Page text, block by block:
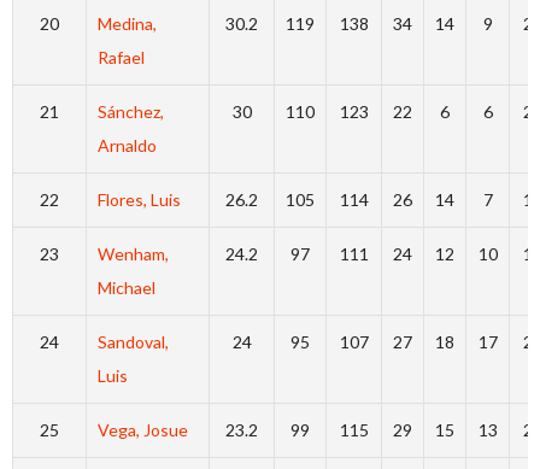
20
Medina,
Rafael
30.2 119 138 34 14 9
21
Sánchez,
Arnaldo
30 110 123 22 6 6
22 Flores, Luis 26.2 105 114 26 14 7
23
Wenham,
Michael
24.2 97 111 24 12 10
24
Sandoval,
Luis
24 95 107 27 18 17
25 Vega, Josue 23.2 99 115 29 15 13